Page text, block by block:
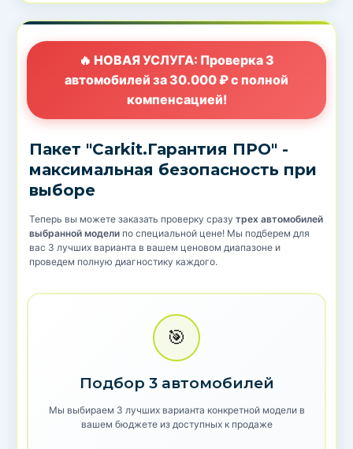
🔥 НОВАЯ УСЛУГА: Проверка 3
автомобилей за 30.000 ₽ с полной
компенсацией!
Пакет "Carkit.Гарантия ПРО" -
максимальная безопасность при
выборе
Теперь вы можете заказать проверку сразу трех автомобилей
выбранной модели по специальной цене! Мы подберем для
вас 3 лучших варианта в вашем ценовом диапазоне и
проведем полную диагностику каждого.
🎯
Подбор 3 автомобилей
Мы выбираем 3 лучших варианта конкретной модели в
вашем бюджете из доступных к продаже